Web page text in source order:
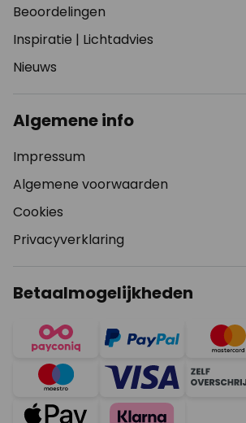
Beoordelingen
Inspiratie | Lichtadvies
Nieuws
Algemene info
Impressum
Algemene voorwaarden
Cookies
Privacyverklaring
Betaalmogelijkheden